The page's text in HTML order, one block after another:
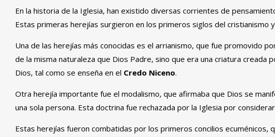
En la historia de la Iglesia, han existido diversas corrientes de
Estas primeras herejías surgieron en los primeros siglos del cristianismo
Una de las herejías más conocidas es el arrianismo, que fue promovido
de la misma naturaleza que Dios Padre, sino que era una criatura creada
Dios, tal como se enseña en el Credo Niceno.
Otra herejía importante fue el modalismo, que afirmaba que Dios se
una sola persona. Esta doctrina fue rechazada por la Iglesia por
Estas herejías fueron combatidas por los primeros concilios